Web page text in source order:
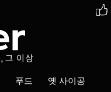
푸드 옛 사이공